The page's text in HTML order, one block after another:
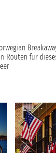
Routen für